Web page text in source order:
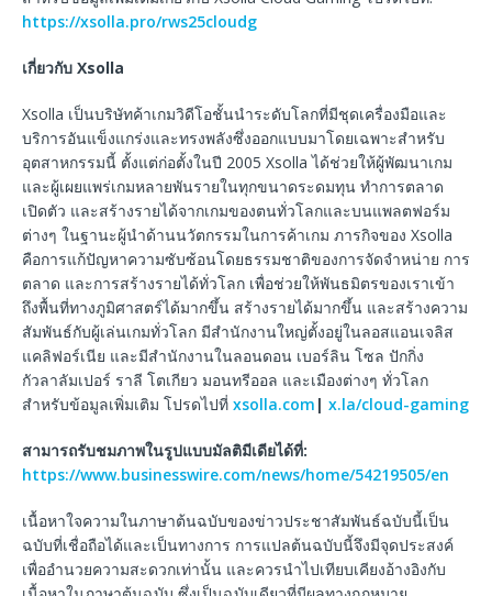
https://xsolla.pro/rws25cloudg
เกี่ยวกับ Xsolla
Xsolla เป็นบริษัทค้าเกมวิดีโอชั้นนำระดับโลกที่มีชุดเครื่องมือและ
บริการอันแข็งแกร่งและทรงพลังซึ่งออกแบบมาโดยเฉพาะสำหรับ
อุตสาหกรรมนี้ ตั้งแต่ก่อตั้งในปี 2005 Xsolla ได้ช่วยให้ผู้พัฒนาเกม
และผู้เผยแพร่เกมหลายพันรายในทุกขนาดระดมทุน ทำการตลาด
เปิดตัว และสร้างรายได้จากเกมของตนทั่วโลกและบนแพลตฟอร์ม
ต่างๆ ในฐานะผู้นำด้านนวัตกรรมในการค้าเกม ภารกิจของ Xsolla
คือการแก้ปัญหาความซับซ้อนโดยธรรมชาติของการจัดจำหน่าย การ
ตลาด และการสร้างรายได้ทั่วโลก เพื่อช่วยให้พันธมิตรของเราเข้า
ถึงพื้นที่ทางภูมิศาสตร์ได้มากขึ้น สร้างรายได้มากขึ้น และสร้างความ
สัมพันธ์กับผู้เล่นเกมทั่วโลก มีสำนักงานใหญ่ตั้งอยู่ในลอสแอนเจลิส
แคลิฟอร์เนีย และมีสำนักงานในลอนดอน เบอร์ลิน โซล ปักกิ่ง
กัวลาลัมเปอร์ ราลี โตเกียว มอนทรีออล และเมืองต่างๆ ทั่วโลก
สำหรับข้อมูลเพิ่มเติม โปรดไปที่ xsolla.com | x.la/cloud-gaming
สามารถรับชมภาพในรูปแบบมัลติมีเดียได้ที่:
https://www.businesswire.com/news/home/54219505/en
เนื้อหาใจความในภาษาต้นฉบับของข่าวประชาสัมพันธ์ฉบับนี้เป็น
ฉบับที่เชื่อถือได้และเป็นทางการ การแปลต้นฉบับนี้จึงมีจุดประสงค์
เพื่ออำนวยความสะดวกเท่านั้น และควรนำไปเทียบเคียงอ้างอิงกับ